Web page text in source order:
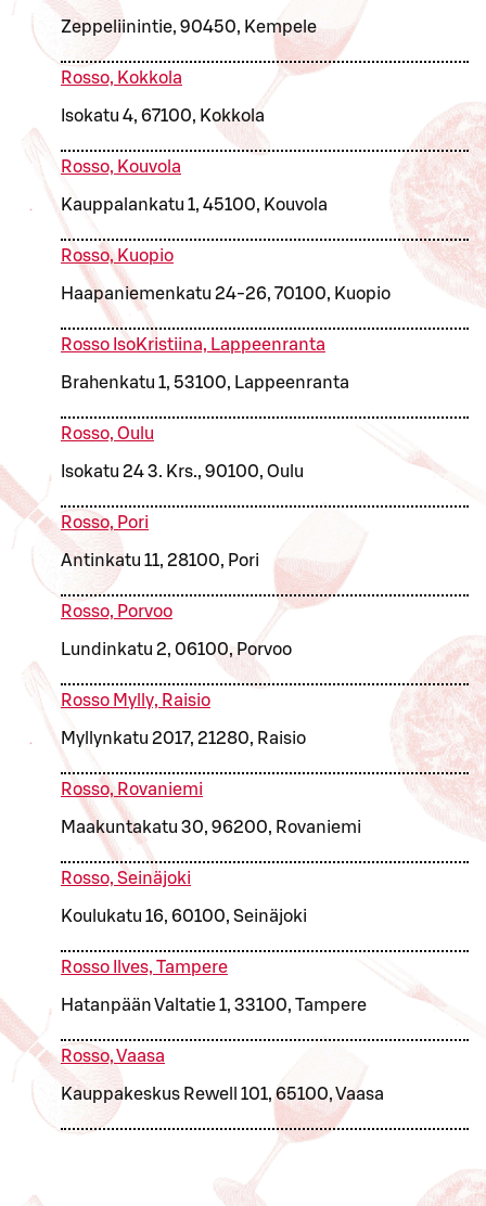
Zeppeliinintie, 90450, Kempele
Rosso, Kokkola
Isokatu 4, 67100, Kokkola
Rosso, Kouvola
Kauppalankatu 1, 45100, Kouvola
Rosso, Kuopio
Haapaniemenkatu 24-26, 70100, Kuopio
Rosso IsoKristiina, Lappeenranta
Brahenkatu 1, 53100, Lappeenranta
Rosso, Oulu
Isokatu 24 3. Krs., 90100, Oulu
Rosso, Pori
Antinkatu 11, 28100, Pori
Rosso, Porvoo
Lundinkatu 2, 06100, Porvoo
Rosso Mylly, Raisio
Myllynkatu 2017, 21280, Raisio
Rosso, Rovaniemi
Maakuntakatu 30, 96200, Rovaniemi
Rosso, Seinäjoki
Koulukatu 16, 60100, Seinäjoki
Rosso Ilves, Tampere
Hatanpään Valtatie 1, 33100, Tampere
Rosso, Vaasa
Kauppakeskus Rewell 101, 65100, Vaasa